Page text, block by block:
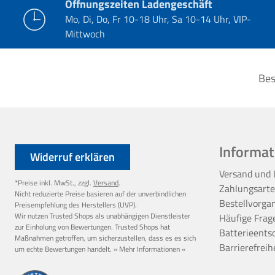
Öffnungszeiten Ladengeschäft
Mo, Di, Do, Fr 10-18 Uhr, Sa 10-14 Uhr, VIP-
Mittwoch
Widerruf erklären
*Preise inkl. MwSt., zzgl. Versand.
Nicht reduzierte Preise basieren auf der unverbindlichen
Preisempfehlung des Herstellers (UVP).
Wir nutzen Trusted Shops als unabhängigen Dienstleister
zur Einholung von Bewertungen. Trusted Shops hat
Maßnahmen getroffen, um sicherzustellen, dass es es sich
um echte Bewertungen handelt. » Mehr Informationen «
Versand
Häufige